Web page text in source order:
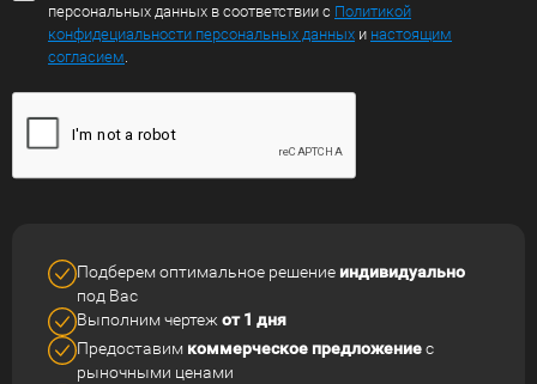
персональных данных в соответствии с Политикой
конфидециальности персональных данных и настоящим
согласием
Подберем оптимальное решение индивидуально
под Вас
Выполним чертеж от 1 дня
Предоставим коммерческое предложениес
рыночными ценами